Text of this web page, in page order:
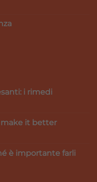
i rimedi
make it better
è importante farli